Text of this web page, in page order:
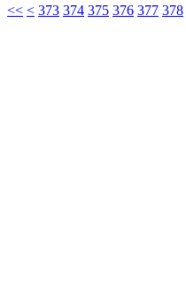
<< < 373 374 375 376 377 378